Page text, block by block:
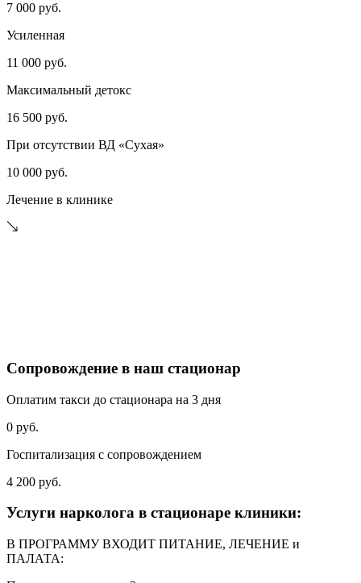
7 000 руб.
Усиленная
11 000 руб.
Максимальный детокс
16 500 руб.
При отсутствии ВД «Сухая»
10 000 руб.
Лечение в клинике
Сопровождение в наш стационар
Оплатим такси до стационара на 3 дня
0 руб.
Госпитализация с сопровождением
4 200 руб.
Услуги нарколога в стационаре клиники:
В ПРОГРАММУ ВХОДИТ ПИТАНИЕ, ЛЕЧЕНИЕ и
ПАЛАТА: